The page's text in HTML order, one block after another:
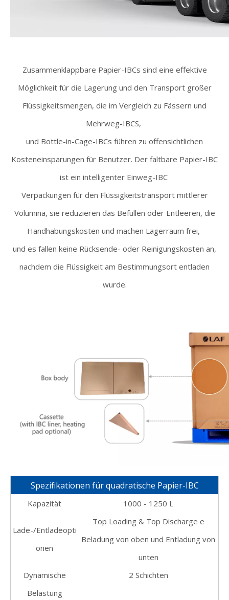
Zusammenklappbare Papier-IBCs sind eine effektive
Möglichkeit für die Lagerung und den Transport großer
Flüssigkeitsmengen, die im Vergleich zu Fässern und
Mehrweg-IBCS,
und Bottle-in-Cage-IBCs führen zu offensichtlichen
Kosteneinsparungen für Benutzer. Der faltbare Papier-IBC
ist ein intelligenter Einweg-IBC
Verpackungen für den Flüssigkeitstransport mittlerer
Volumina, sie reduzieren das Befüllen oder Entleeren, die
Handhabungskosten und machen Lagerraum frei,
und es fallen keine Rücksende- oder Reinigungskosten an,
nachdem die Flüssigkeit am Bestimmungsort entladen
wurde.
Spezifikationen für quadratische Papier-IBC
Kapazität 1000 - 1250 L
Lade-/Entladeopti
onen
Top Loading & Top Discharge e
Beladung von oben und Entladung von
unten
Dynamische
Belastung
2 Schichten